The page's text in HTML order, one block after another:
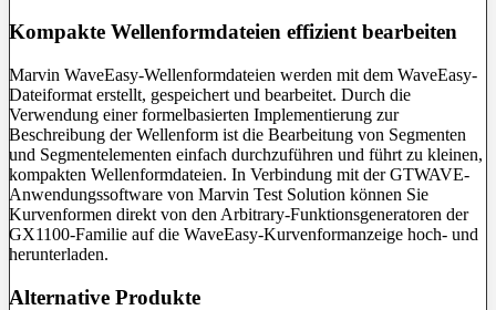
Kompakte Wellenformdateien effizient bearbeiten
Marvin WaveEasy-Wellenformdateien werden mit dem WaveEasy-
Dateiformat erstellt, gespeichert und bearbeitet. Durch die
Verwendung einer formelbasierten Implementierung zur
Beschreibung der Wellenform ist die Bearbeitung von Segmenten
und Segmentelementen einfach durchzuführen und führt zu kleinen,
kompakten Wellenformdateien. In Verbindung mit der GTWAVE-
Anwendungssoftware von Marvin Test Solution können Sie
Kurvenformen direkt von den Arbitrary-Funktionsgeneratoren der
GX1100-Familie auf die WaveEasy-Kurvenformanzeige hoch- und
herunterladen.
Alternative Produkte